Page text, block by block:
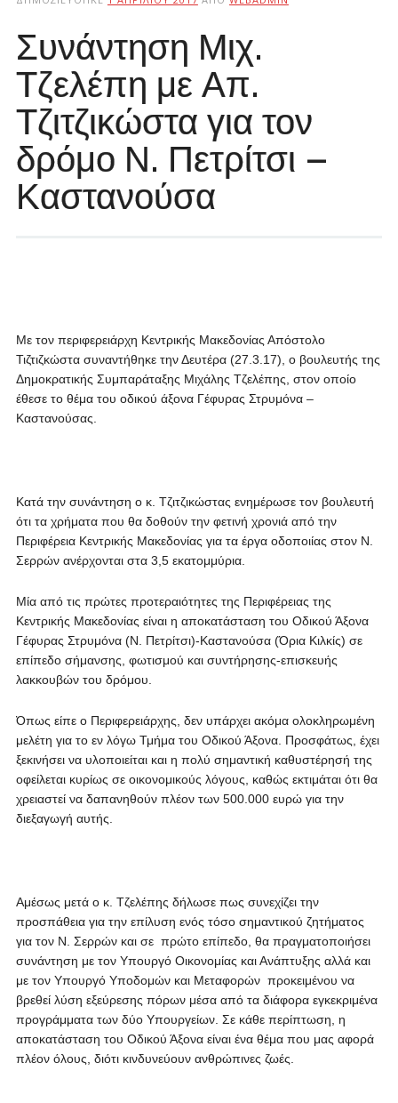
Συνάντηση Μιχ.
Τζελέπη με Απ.
Τζιτζικώστα για τον
δρόμο Ν. Πετρίτσι –
Καστανούσα
Με τον περιφερειάρχη Κεντρικής Μακεδονίας Απόστολο
Τιζτιζκώστα συναντήθηκε την Δευτέρα (27.3.17), ο βουλευτής της
Δημοκρατικής Συμπαράταξης Μιχάλης Τζελέπης, στον οποίο
έθεσε το θέμα του οδικού άξονα Γέφυρας Στρυμόνα –
Καστανούσας.
Κατά την συνάντηση ο κ. Τζιτζικώστας ενημέρωσε τον βουλευτή
ότι τα χρήματα που θα δοθούν την φετινή χρονιά από την
Περιφέρεια Κεντρικής Μακεδονίας για τα έργα οδοποιίας στον Ν.
Σερρών ανέρχονται στα 3,5 εκατομμύρια.
Μία από τις πρώτες προτεραιότητες της Περιφέρειας της
Κεντρικής Μακεδονίας είναι η αποκατάσταση του Οδικού Άξονα
Γέφυρας Στρυμόνα (Ν. Πετρίτσι)-Καστανούσα (Όρια Κιλκίς) σε
επίπεδο σήμανσης, φωτισμού και συντήρησης-επισκευής
λακκουβών του δρόμου.
Όπως είπε ο Περιφερειάρχης, δεν υπάρχει ακόμα ολοκληρωμένη
μελέτη για το εν λόγω Τμήμα του Οδικού Άξονα. Προσφάτως, έχει
ξεκινήσει να υλοποιείται και η πολύ σημαντική καθυστέρησή της
οφείλεται κυρίως σε οικονομικούς λόγους, καθώς εκτιμάται ότι θα
χρειαστεί να δαπανηθούν πλέον των 500.000 ευρώ για την
διεξαγωγή αυτής.
Αμέσως μετά ο κ. Τζελέπης δήλωσε πως συνεχίζει την
προσπάθεια για την επίλυση ενός τόσο σημαντικού ζητήματος
για τον Ν. Σερρών και σε πρώτο επίπεδο, θα πραγματοποιήσει
συνάντηση με τον Υπουργό Οικονομίας και Ανάπτυξης αλλά και
με τον Υπουργό Υποδομών και Μεταφορών προκειμένου να
βρεθεί λύση εξεύρεσης πόρων μέσα από τα διάφορα εγκεκριμένα
προγράμματα των δύο Υπουργείων. Σε κάθε περίπτωση, η
αποκατάσταση του Οδικού Άξονα είναι ένα θέμα που μας αφορά
πλέον όλους, διότι κινδυνεύουν ανθρώπινες ζωές.